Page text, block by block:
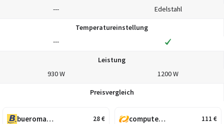
---
Edelstahl
Temperatureinstellung
---
Leistung
930 W
1200 W
Preisvergleich
28€
bueromarkt-ag.de 111 €
computeruniverse.net